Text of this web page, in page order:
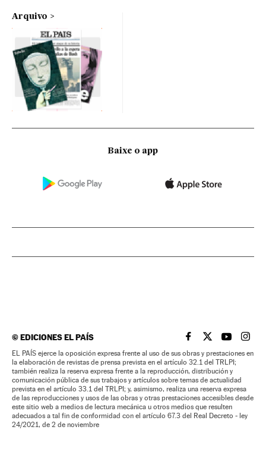
Arquivo
Baixe o app
©EDICIONES EL PAÍS EL PAÍS BRASIL EN
EL PAÍSEL PAÍS
EL
EL PAÍS ejerce la oposición expresa frente al uso de sus obras y prestaciones en
la elaboración de revistas de prensa prevista en el artículo 32.1 del TRLPI;
también realiza la reserva expresa frente a la reproducción, distribución y
comunicación pública de sus trabajos y artículos sobre temas de actualidad
prevista en el artículo 33.1 del TRLPI; y, asimismo, realiza una reserva expresa
de las reproducciones y usos de las obras y otras prestaciones accesibles desde
este sitio web a medios de lectura mecánica u otros medios que resulten
adecuados a tal fin de conformidad con el artículo 67.3 del Real Decreto - ley
24/2021, de 2 de noviembre